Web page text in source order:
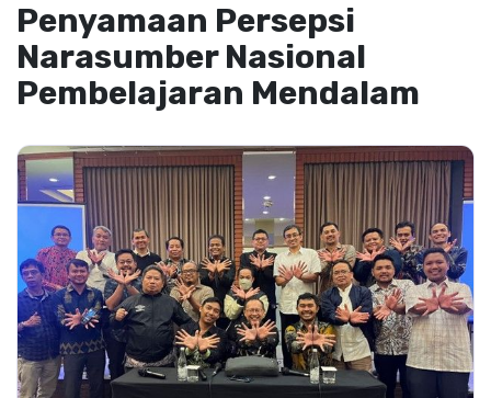
Penyamaan Persepsi
Narasumber Nasional
Pembelajaran Mendalam